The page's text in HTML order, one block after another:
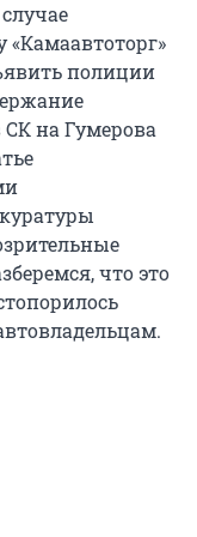
полиции
на Гумерова
что это